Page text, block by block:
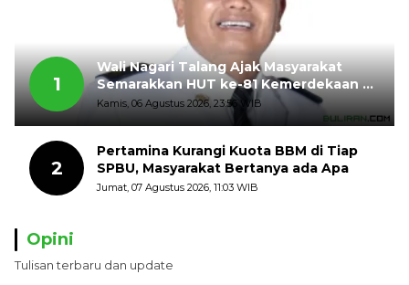
1
Wali Nagari Talang Ajak Masyarakat
Semarakkan HUT ke-81 Kemerdekaan RI
dengan Mengibarkan Bendera Merah
Putih
Kamis, 06 Agustus 2026, 23:56 WIB
2
Pertamina Kurangi Kuota BBM di Tiap
SPBU, Masyarakat Bertanya ada Apa
Jumat, 07 Agustus 2026, 11:03 WIB
Opini
Tulisan terbaru dan update